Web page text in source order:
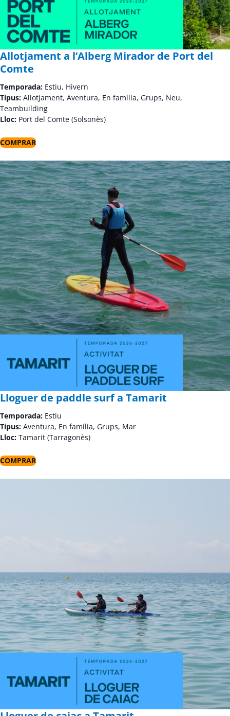
Allotjament a l’Alberg Mirador de Port del
Comte
Temporada: Estiu, Hivern
Tipus: Allotjament, Aventura, En família, Grups, Neu,
Teambuilding
Lloc: Port del Comte (Solsonès)
COMPRAR
Lloguer de paddle surf a Tamarit
Temporada: Estiu
Tipus: Aventura, En família, Grups, Mar
Lloc: Tamarit (Tarragonès)
COMPRAR